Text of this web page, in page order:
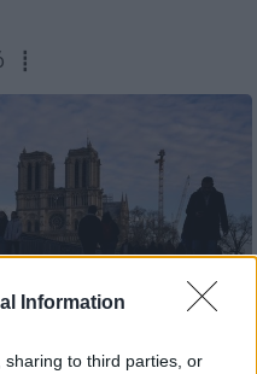
Information
to third parties, or
┋